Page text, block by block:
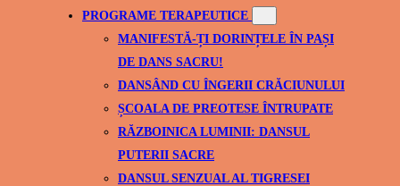
PROGRAME TERAPEUTICE
MANIFESTĂ-ȚI DORINȚELE ÎN PAȘI
DE DANS SACRU!
DANSÂND CU ÎNGERII CRĂCIUNULUI
ȘCOALA DE PREOTESE ÎNTRUPATE
RĂZBOINICA LUMINII: DANSUL
PUTERII SACRE
DANSUL SENZUAL AL TIGRESEI